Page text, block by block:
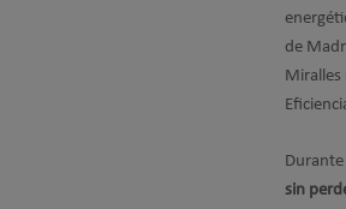
de
Miralles
sin